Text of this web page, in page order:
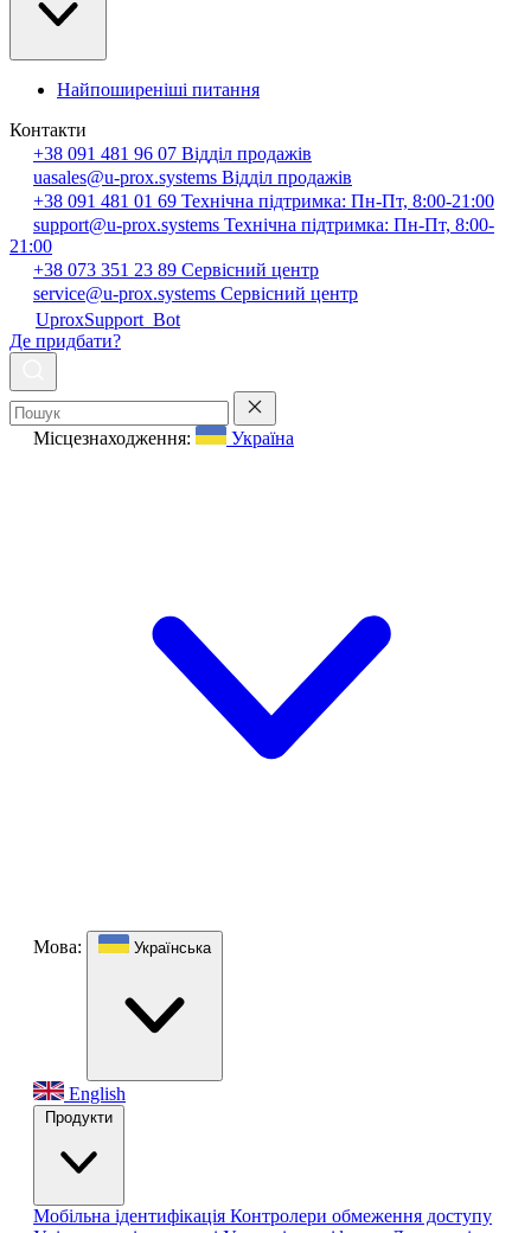
Найпоширеніші питання
Контакти
+38 091 481 96 07 Відділ продажів
uasales@u-prox.systems Відділ продажів
+38 091 481 01 69 Технічна підтримка: Пн-Пт, 8:00-21:00
support@u-prox.systems Технічна підтримка: Пн-Пт, 8:00-
21:00
+38 073 351 23 89 Сервісний центр
service@u-prox.systems Сервісний центр
UproxSupport_Bot
Де придбати?
Місцезнаходження: Україна
Мова: Українська
English
Продукти
Мобільна ідентифікація Контролери обмеження доступу